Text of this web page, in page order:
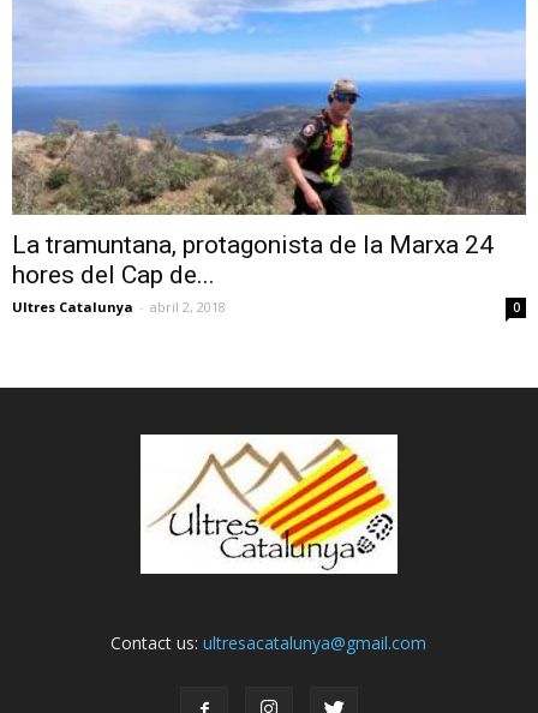
La tramuntana, protagonista de la Marxa 24
hores del Cap de...
Ultres Catalunya - abril 2, 2018 0
Contact us:ultresacatalunya@gmail.com